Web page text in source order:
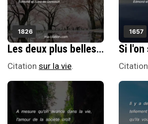
1826
Les deux plus belles conquÃªtes que lâ€™homme ait faites sur lui-mÃªme, câ€™est le saut pÃ©rilleux et la philosophie.
Citation sur la vie.
1657
Citation